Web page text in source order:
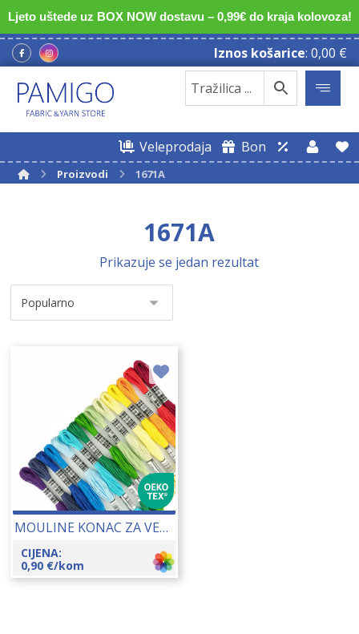
Ljeto uštede uz BOX NOW dostavu – 0,99€ do kraja kolovoza!
Iznos košarice: 0,00 €
Veleprodaja Bon
Proizvodi 1671A
1671A
Prikazuje se jedan rezultat
MOULINE KONAC ZA VEZENJE 25148
CIJENA:
0,90 €/kom